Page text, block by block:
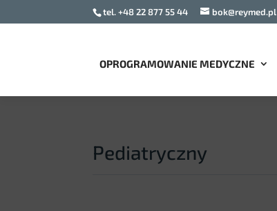
tel. +48 22 877 55 44 bok@reymed.pl
OPROGRAMOWANIE MEDYCZNE
Pediatryczny